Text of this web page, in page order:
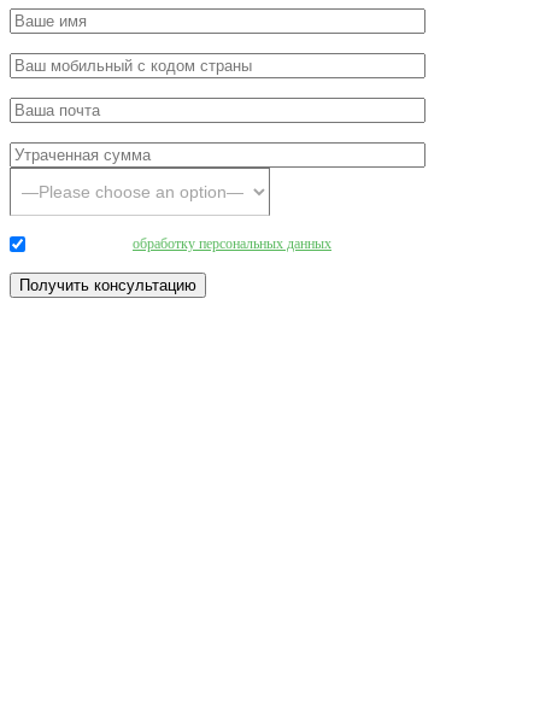
обработку персональных данных